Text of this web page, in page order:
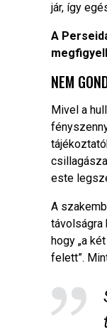
jár, így
A
NEM
Mivel a
este
A
távolságra
hogy „a
felett”.